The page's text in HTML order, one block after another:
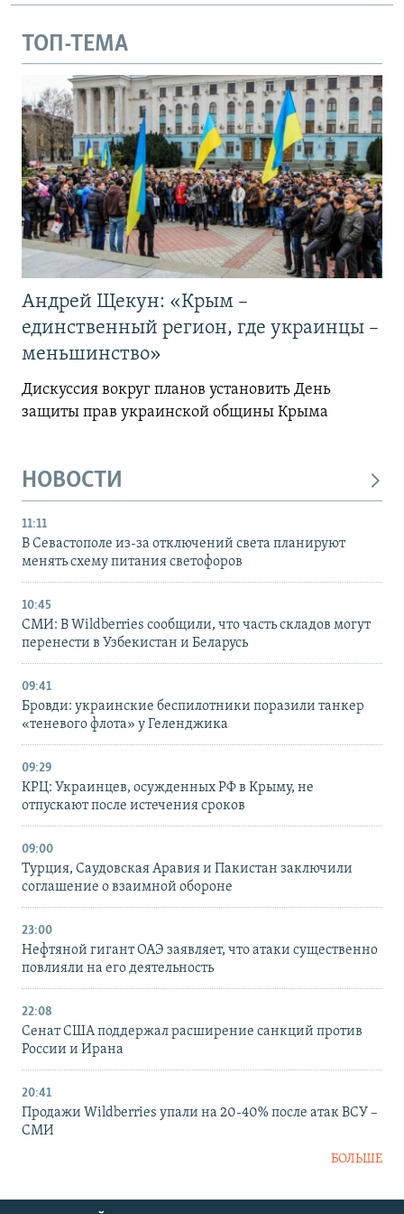
ТОП-ТЕМА
Андрей Щекун: «Крым –
единственный регион, где украинцы –
меньшинство»
Дискуссия вокруг планов установить День
защиты прав украинской общины Крыма
НОВОСТИ
11:11
В Севастополе из-за отключений света планируют
менять схему питания светофоров
10:45
СМИ: В Wildberries сообщили, что часть складов могут
перенести в Узбекистан и Беларусь
09:41
Бровди: украинские беспилотники поразили танкер
«теневого флота» у Геленджика
09:29
КРЦ: Украинцев, осужденных РФ в Крыму, не
отпускают после истечения сроков
09:00
Турция, Саудовская Аравия и Пакистан заключили
соглашение о взаимной обороне
23:00
Нефтяной гигант ОАЭ заявляет, что атаки существенно
повлияли на его деятельность
22:08
Сенат США поддержал расширение санкций против
России и Ирана
20:41
Продажи Wildberries упали на 20-40% после атак ВСУ –
СМИ
БОЛЬШЕ